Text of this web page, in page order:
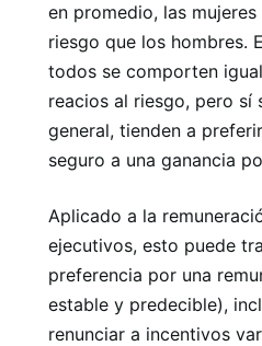
en promedio, las
riesgo que los hombres.
todos se comporten
reacios al riesgo, pero sí
general, tienden a
seguro a una ganancia
Aplicado a la
ejecutivos, esto puede
preferencia por una
estable y predecible),
renunciar a incentivos